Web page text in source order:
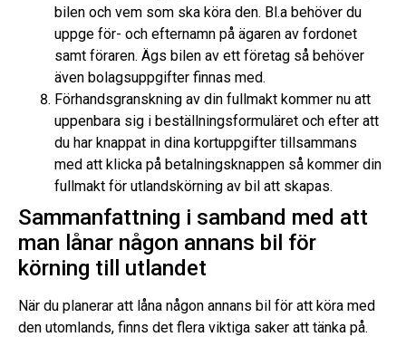
bilen och vem som ska köra den. Bl.a behöver du
uppge för- och efternamn på ägaren av fordonet
samt föraren. Ägs bilen av ett företag så behöver
även bolagsuppgifter finnas med.
Förhandsgranskning av din fullmakt kommer nu att
uppenbara sig i beställningsformuläret och efter att
du har knappat in dina kortuppgifter tillsammans
med att klicka på betalningsknappen så kommer din
fullmakt för utlandskörning av bil att skapas.
Sammanfattning i samband med att
man lånar någon annans bil för
körning till utlandet
När du planerar att låna någon annans bil för att köra med
den utomlands, finns det flera viktiga saker att tänka på.